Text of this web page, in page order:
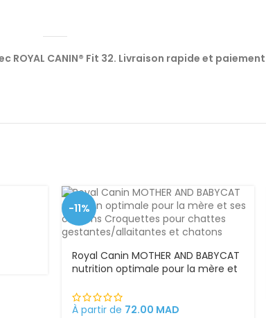
CANIN® Fit 32. Livraison rapide et
-11%
Royal Canin MOTHER AND BABYCAT
nutrition optimale pour la mère et
chattes gestantes/allaitantes et
chatons
À partir de 72.00 MAD